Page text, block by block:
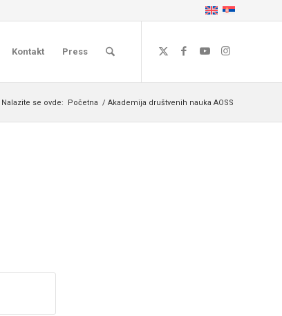
Kontakt Press
Nalazite se ovde: Početna / Akademija društvenih nauka AOSS